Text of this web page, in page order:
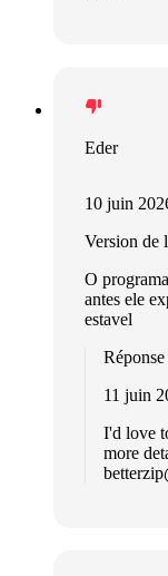
Eder
10 juin
Version de
O
antes ele
estavel
11 juin
I'd love
more